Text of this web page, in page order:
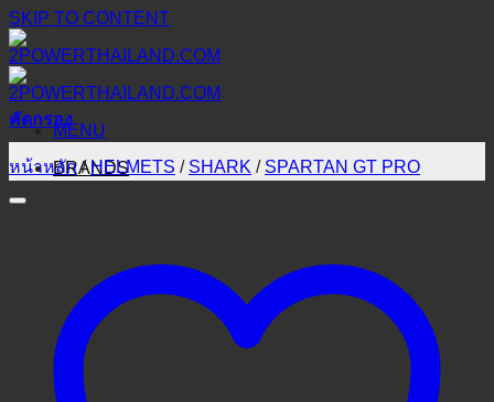
SKIP TO CONTENT
MENU
BRANDS
คัดกรอง
หน้าหลัก / HELMETS / SHARK / SPARTAN GT PRO